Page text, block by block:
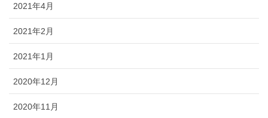
2021年4月
2021年2月
2021年1月
2020年12月
2020年11月